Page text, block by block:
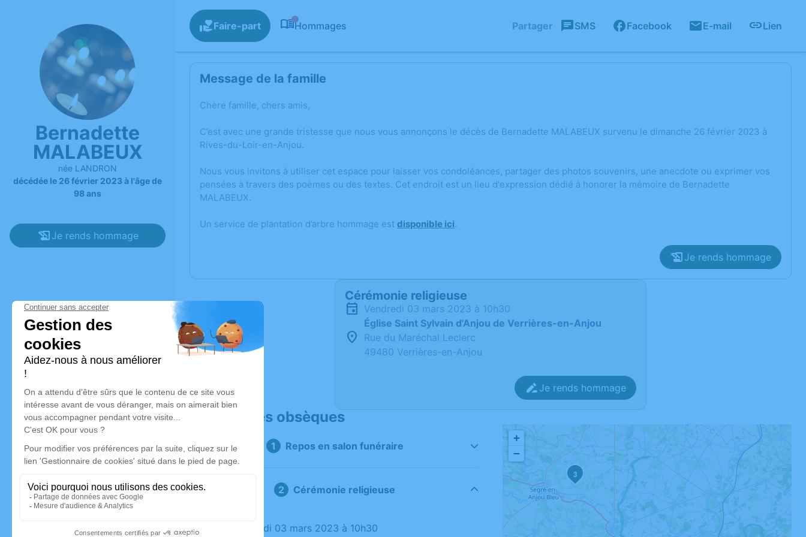
Bernadette
MALABEUX
née LANDRON
décédée le 26 février 2023 à l'âge de
98 ans
Je rends hommage
Faire-part Hommages Partager SMS Facebook E-mail Lien
Message de la famille
Chère famille, chers amis,
C’est avec une grande tristesse que nous vous annonçons le décès de Bernadette MALABEUX survenu le dimanche 26 février 2023 à
Rives-du-Loir-en-Anjou.
Nous vous invitons à utiliser cet espace pour laisser vos condoléances, partager des photos souvenirs, une anecdote ou exprimer vos
pensées à travers des poèmes ou des textes. Cet endroit est un lieu d'expression dédié à honorer la mémoire de Bernadette
MALABEUX.
Un service de plantation d’arbre hommage est disponible ici.
Je rends hommage
Cérémonie religieuse
vendredi 03 mars 2023 à 10h30
Église Saint Sylvain d'Anjou de Verrières-en-Anjou
Rue du Maréchal Leclerc
49480 Verrières-en-Anjou
Je rends hommage
Déroulé des obsèques
Repos en salon funéraire
Cérémonie religieuse
Le vendredi 03 mars 2023 à 10h30
3
+
−